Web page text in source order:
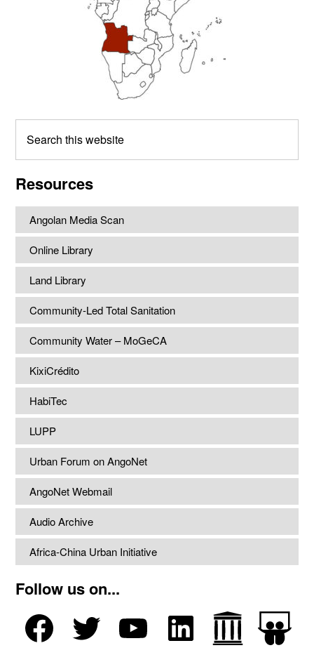
this
Resources
Angolan Media Scan
Online Library
Land Library
Community-Led Total Sanitation
Community Water – MoGeCA
KixiCrédito
HabiTec
LUPP
Urban Forum on AngoNet
AngoNet Webmail
Audio Archive
Africa-China Urban Initiative
Follow us on...